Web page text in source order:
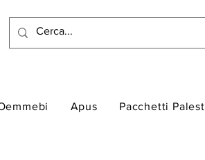
Apus Pacchetti